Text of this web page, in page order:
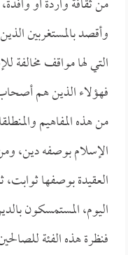
وأقصد بالمستغربين
التي لها مواقف مخالفة
فهؤلاء الذين هم
من هذه المفاهيم
الإسلام بوصفه دين،
العقيدة بوصفها
اليوم، المستمسكون
فنظرة هذه الفئة